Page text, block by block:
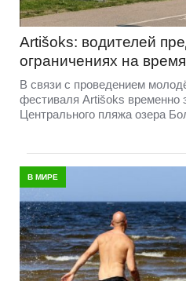
Artišoks: водителей
ограничениях на
В связи с проведением
фестиваля Artišoks временно
Центрального пляжа озера
В МИРЕ